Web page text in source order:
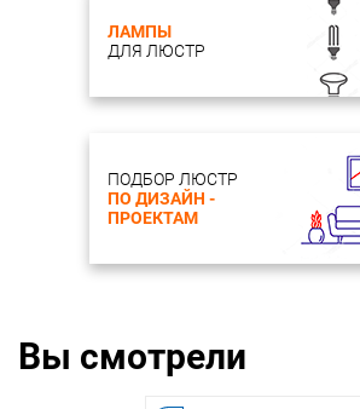
ЛАМПЫ
ДЛЯ ЛЮСТР
ПОДБОР ЛЮСТР
ПО ДИЗАЙН -
ПРОЕКТАМ
Вы смотрели